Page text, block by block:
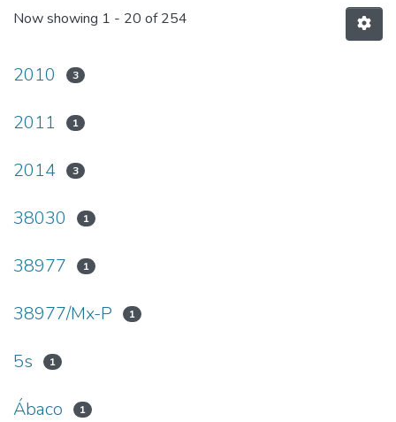
Now showing 1 - 20 of 254
2010 3
2011 1
2014 3
38030 1
38977 1
38977/Mx-P 1
5s 1
Ábaco 1